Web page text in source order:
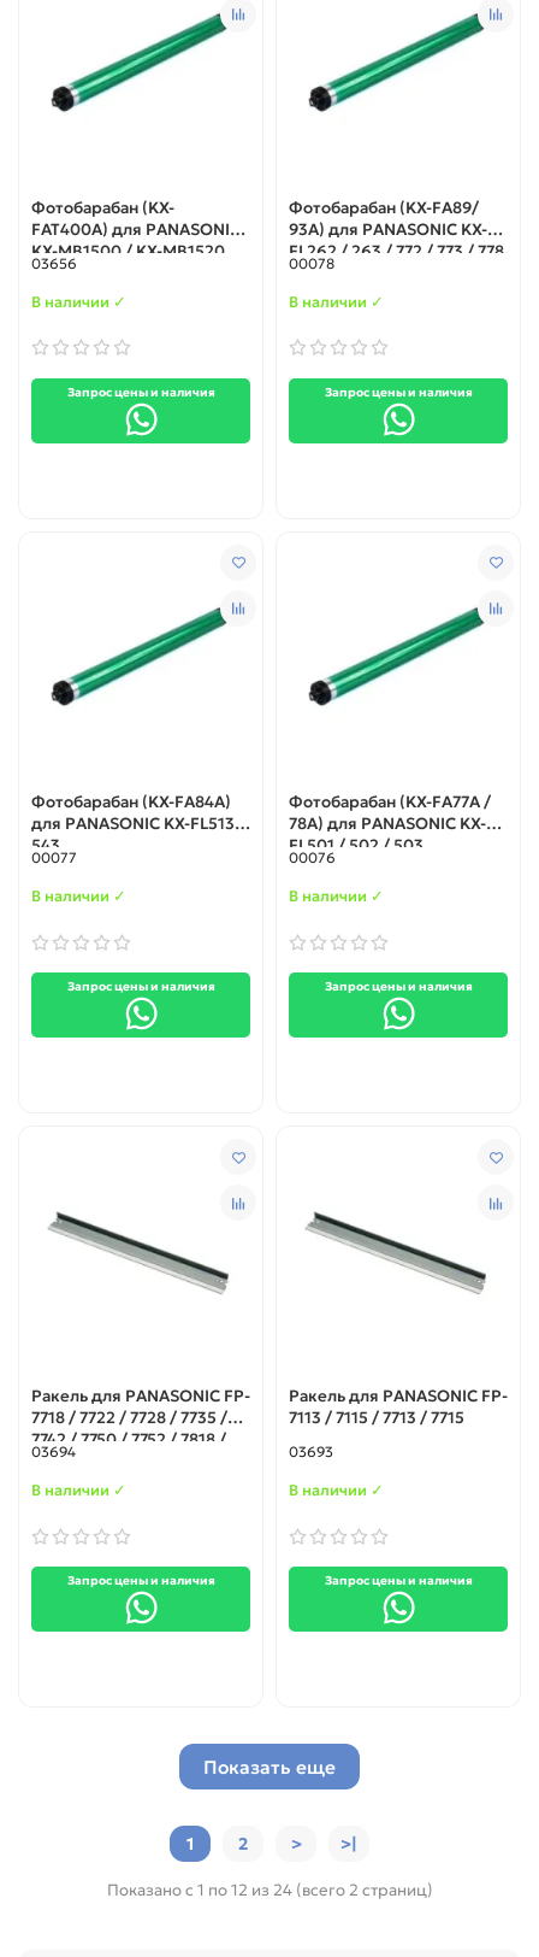
Фотобарабан (KX-
FAT400A) для PANASONIC
KX-MB1500 / KX-MB1520
(Корея)
03656
В наличии ✓
Запрос цены и наличия
Фотобарабан (KX-FA89/
93A) для PANASONIC KX-
FL262 / 263 / 772 / 773 / 778
/ 783 / 403 / 402
00078
В наличии ✓
Запрос цены и наличия
Фотобарабан (KX-FA84A)
для PANASONIC KX-FL513 /
543
00077
В наличии ✓
Запрос цены и наличия
Фотобарабан (KX-FA77A /
78A) для PANASONIC KX-
FL501 / 502 / 503
00076
В наличии ✓
Запрос цены и наличия
Ракель для PANASONIC FP-
7718 / 7722 / 7728 / 7735 /
7742 / 7750 / 7752 / 7818 /
7824
03694
В наличии ✓
Запрос цены и наличия
Ракель для PANASONIC FP-
7113 / 7115 / 7713 / 7715
03693
В наличии ✓
Запрос цены и наличия
Показать еще
1 2 > >|
Показано с 1 по 12 из 24 (всего 2 страниц)